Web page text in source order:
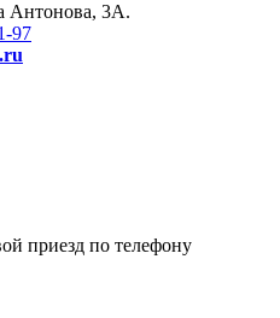
Антонова, 3А.
97
приезд по телефону